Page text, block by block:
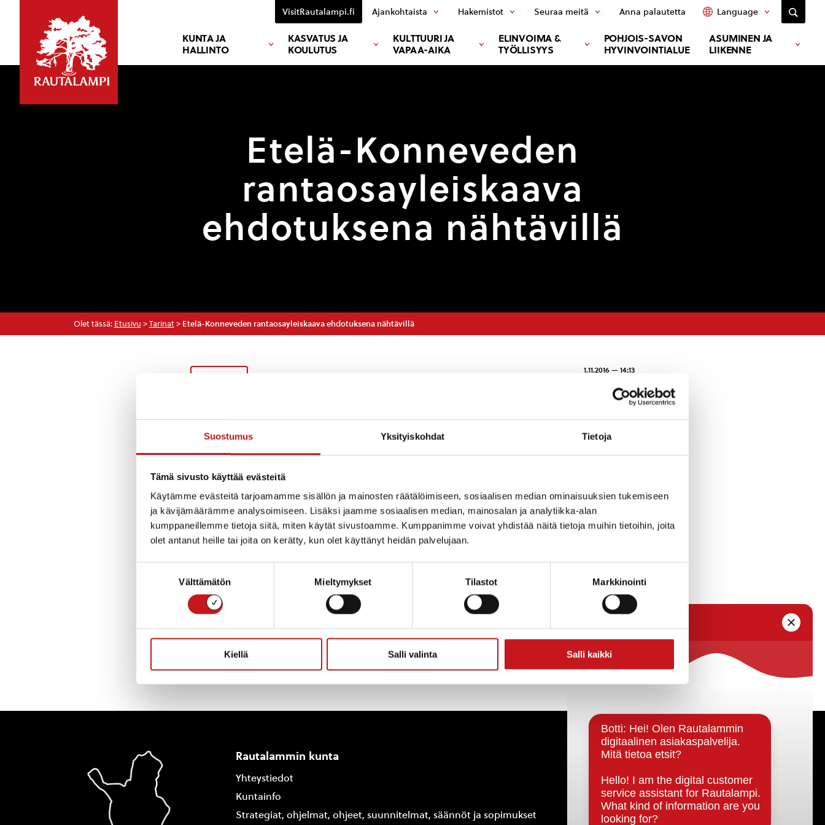
Suostumus Yksityiskohdat Tietoja
Tämä sivusto käyttää evästeitä
Käytämme evästeitä tarjoamamme sisällön ja mainosten räätälöimiseen, sosiaalisen median ominaisuuksien tukemiseen
ja kävijämäärämme analysoimiseen. Lisäksi jaamme sosiaalisen median, mainosalan ja analytiikka-alan
kumppaneillemme tietoja siitä, miten käytät sivustoamme. Kumppanimme voivat yhdistää näitä tietoja muihin tietoihin, joita
olet antanut heille tai joita on kerätty, kun olet käyttänyt heidän palvelujaan.
Välttämätön Mieltymykset Tilastot Markkinointi
Kiellä Salli valinta Salli kaikki
KUNTA JA
HALLINTO
KASVATUS JA
KOULUTUS
KULTTUURI JA
VAPAA-AIKA
ELINVOIMA &
TYÖLLISYYS
POHJOIS-SAVON
HYVINVOINTIALUE
ASUMINEN JA
LIIKENNE
VisitRautalampi.fi Ajankohtaista Hakemistot Seuraa meitä Anna palautetta Language
Etelä-Konneveden
rantaosayleiskaava
ehdotuksena nähtävillä
Olet tässä: Etusivu > Tarinat> Etelä-Konneveden rantaosayleiskaava ehdotuksena nähtävillä
Tarinat
1.11.2016 — 14:13
yhteispalvelupisteessä on nähtävillä 1.11. – 30.11.2016 välisen ajan Etelä-Konneveden
rantaosayleiskaavaehdotus. Tarkoituksena on päivittää vuonna 1998 vahvistettu Etelä-
Konneveden rantaosayleiskaava vastaamaan Konneveden kunnan puolella olevaa,
samaa järveä koskevaa jo aiemmin päivitettyä, rantayleiskaavaa. Suunnittelualueena
on Konneveden vesistön itäsosa ranta-alueineen Rautalammin kirkonkylän länsi- ja
luonaispuolella.
Kaavaaehdotusta koskevat kirjalliset mielipiteet ja huomautukset tulee toimittaa
Rautalammin kunnanhallitukselle ennen nähtävillä oloajan päättymistä osoitteella:
Rautalammin kunta Kuopiontie 11, 77700 Rautalampi.
« Uutishuone
Rautalammin kunta
Yhteystiedot
Kuntainfo
Strategiat, ohjelmat, ohjeet, suunnitelmat, säännöt ja sopimukset
Päätöksenteko ja lähidemokratia
Päätökset, esityslistat & pöytäkirjat
Hallinto
Kunnanhallitus